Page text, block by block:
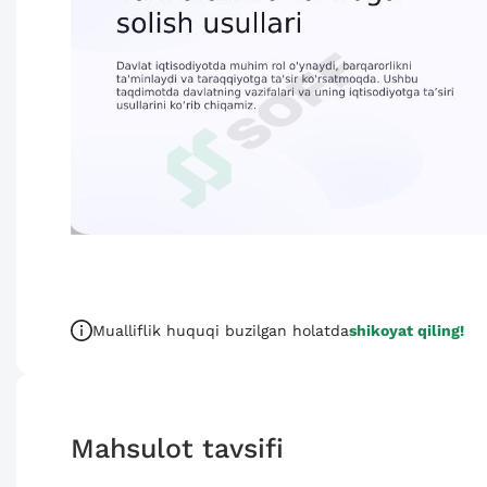
Mualliflik huquqi buzilgan holatdashikoyat qiling!
Mahsulot tavsifi